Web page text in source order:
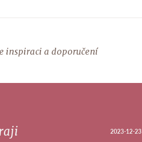
inspiraci a doporučení
2023-12-23